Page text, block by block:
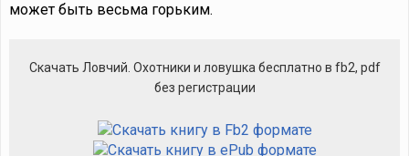
может быть весьма горьким.
Cкачать Ловчий. Охотники и ловушка бесплатно в fb2, pdf
без регистрации